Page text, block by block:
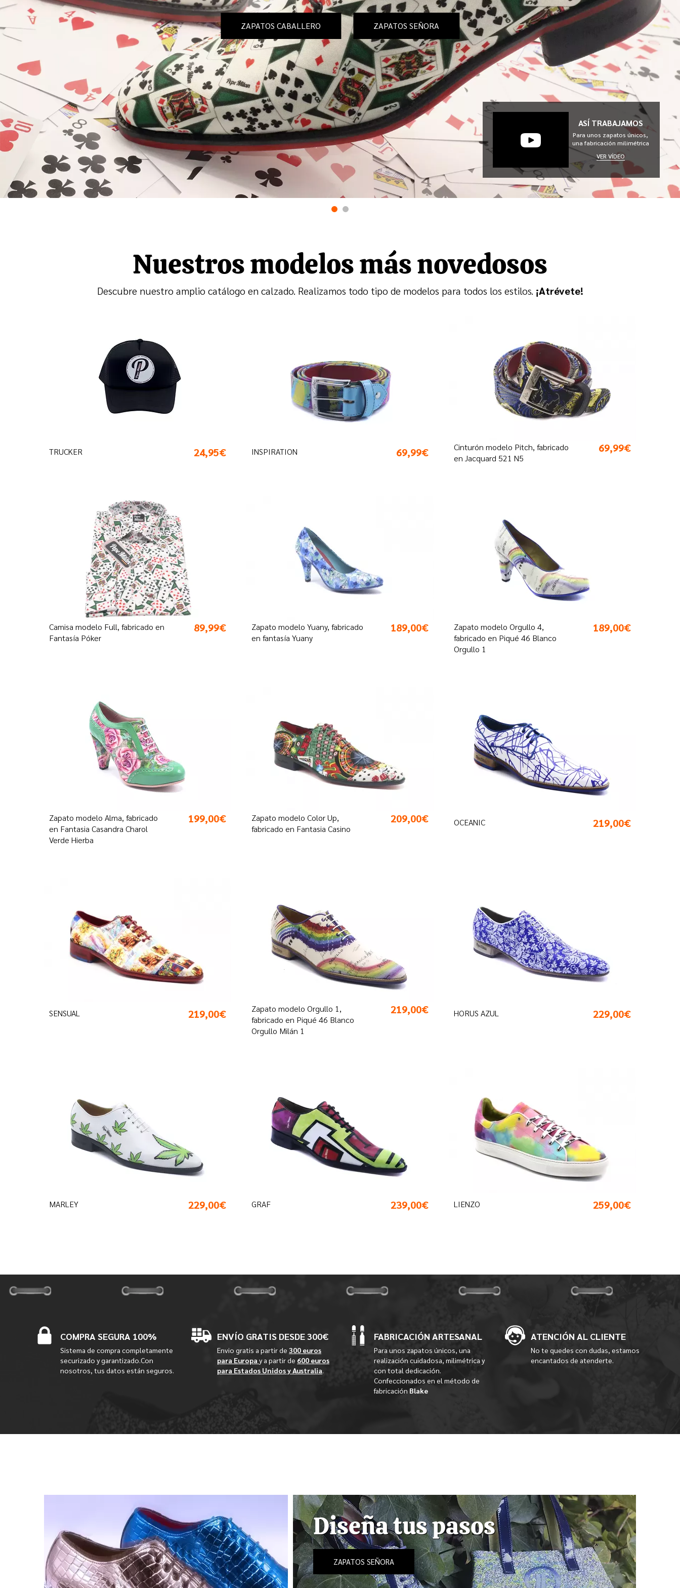
ZAPATOS CABALLERO ZAPATOS SEÑORA
ASÍ TRABAJAMOS
Para unos zapatos únicos,
una fabricación milimétrica
VER VÍDEO
Nuestros modelos más novedosos
Descubre nuestro amplio catálogo en calzado. Realizamos todo tipo de modelos para todos los estilos. ¡Atrévete!
TRUCKER 24,95€ INSPIRATION 69,99€
Cinturón modelo Pitch, fabricado
en Jacquard 521 N5
69,99€
Camisa modelo Full, fabricado en
Fantasía Póker
89,99€
Zapato modelo Yuany, fabricado
en fantasía Yuany
189,00€
Zapato modelo Orgullo 4,
fabricado en Piqué 46 Blanco
Orgullo 1
189,00€
Zapato modelo Alma, fabricado
en Fantasia Casandra Charol
Verde Hierba
199,00€
Zapato modelo Color Up,
fabricado en Fantasia Casino
209,00€ OCEANIC 219,00€
SENSUAL 219,00€
Zapato modelo Orgullo 1,
fabricado en Piqué 46 Blanco
Orgullo Milán 1
219,00€ HORUS AZUL 229,00€
MARLEY 229,00€ GRAF 239,00€ LIENZO 259,00€
COMPRA SEGURA 100%
Sistema de compra completamente
securizado y garantizado.Con
nosotros, tus datos están seguros.
ENVÍO GRATIS DESDE 300€
Envio gratis a partir de300 euros
para Europay a partir de 600 euros
para Estados Unidos y Australia.
FABRICACIÓN ARTESANAL
Para unos zapatos únicos, una
realización cuidadosa, milimétrica y
con total dedicación.
Confeccionados en el método de
fabricación Blake
ATENCIÓN AL CLIENTE
No te quedes con dudas, estamos
encantados de atenderte.
Diseña tus pasos
ZAPATOS SEÑORA